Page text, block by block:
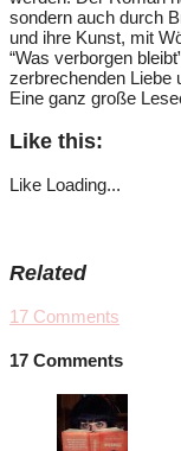
sondern auch durch
und ihre Kunst, mit
“Was verborgen
zerbrechenden Liebe
Eine ganz große
Like this:
Like Loading...
Related
17 Comments
17 Comments